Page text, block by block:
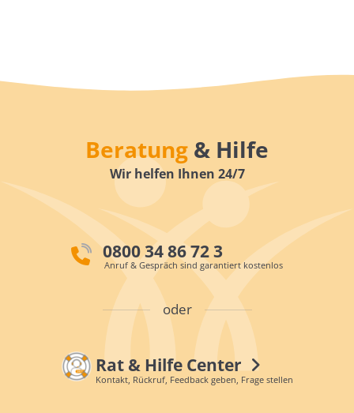
Beratung & Hilfe
Wir helfen Ihnen 24/7
0800 34 86 72 3
Anruf & Gespräch sind garantiert kostenlos
oder
Rat & Hilfe Center
Kontakt, Rückruf, Feedback geben, Frage stellen